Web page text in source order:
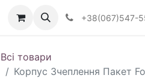
+38(067)547-
Всі товари
Корпус Зчеплення Пакет